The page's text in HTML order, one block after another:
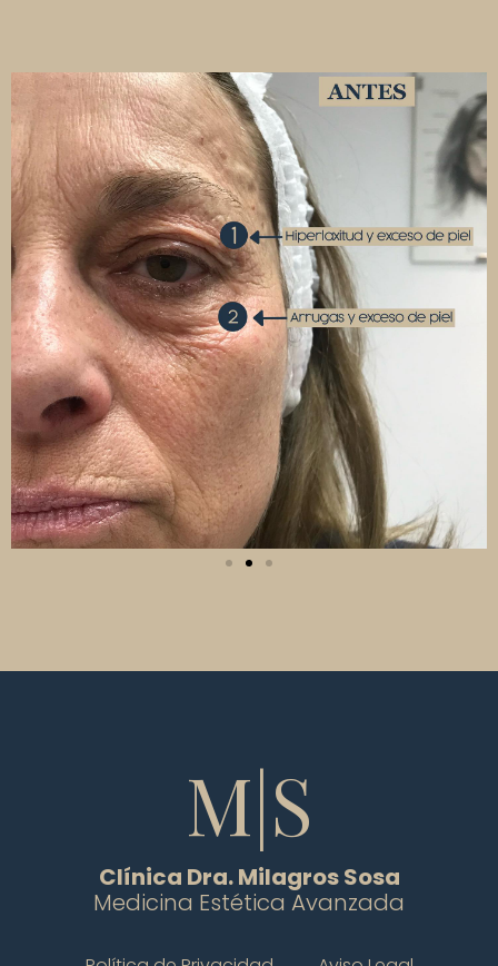
M|S
Clínica Dra. Milagros Sosa
Medicina Estética Avanzada